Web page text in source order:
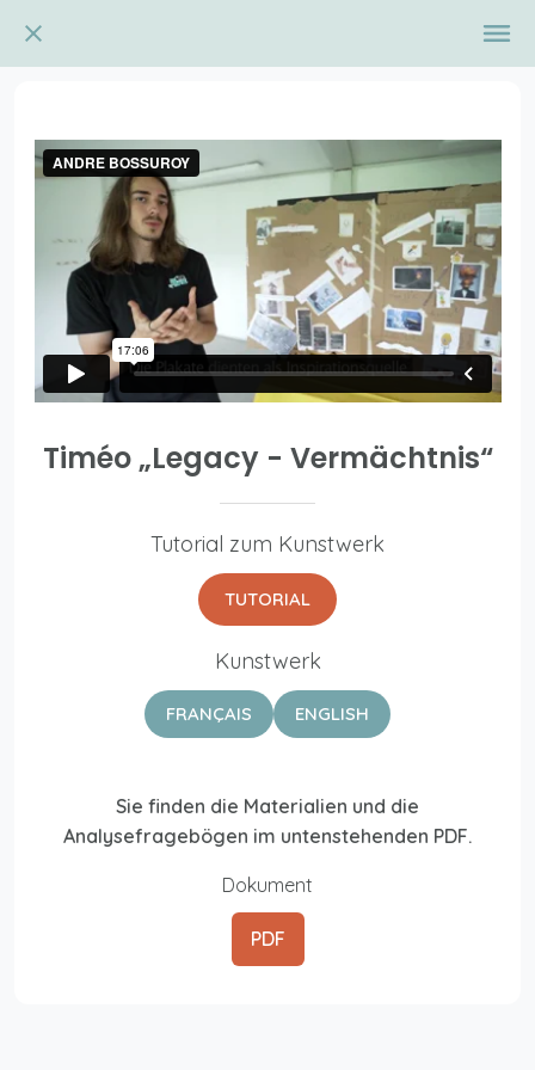
Timéo „Legacy - Vermächtnis“
Tutorial zum Kunstwerk
TUTORIAL
Kunstwerk
FRANÇAIS ENGLISH
Sie finden die Materialien und die
Analysefragebögen im untenstehenden PDF.
Dokument
PDF